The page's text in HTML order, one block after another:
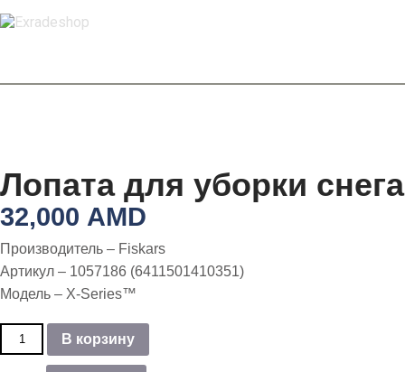
Лопата для уборки
32,000 AMD
Производитель – Fiskars
Артикул – 1057186 (6411501410351)
Модель – X-Series™
Количество
Лопата
В корзину